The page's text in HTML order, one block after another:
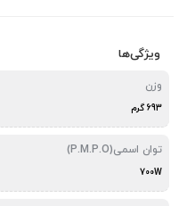
ویژگی‌ها
وزن
693 گرم
توان اسمی(P.M.P.O)
700W